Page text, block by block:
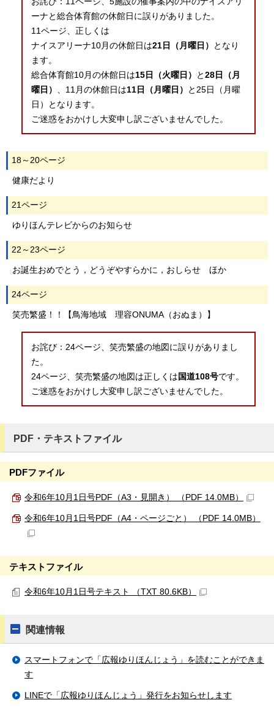
ーナと総合体育館の休館日に誤りがありました。
11ページ、正しくは
ナイスアリーナ10月の休館日は21日（月曜日）
となり
ます。
総合体育館10月の休館日は15日（火曜日） と 28日（月
曜日） 、11月の休館日は11日（月曜日）
と25日（月曜
日）となります。
ご迷惑をおかけし大変申し訳ございませんでした。
18～20ページ
健康だより
21ページ
ゆりほんテレビからのお知らせ
22～23ページ
お誕生おめでとう，どうぞやすらかに，おしらせ ほか
24ページ
笑売繁盛！！【鳥海地域 理容ONUMA（おぬま）】
お詫び：24ページ、笑売繁盛の地図に誤りがありまし
た。
24ページ、笑売繁盛の地図は正しくは 国道108号です。
ご迷惑をおかけし大変申し訳ございませんでした。
PDF・テキストファイル
PDFファイル
令和6年10月1日号PDF（A3・見開き） （PDF 14.0MB）
令和6年10月1日号PDF（A4・ページごと） （PDF 14.0MB）
テキストファイル
令和6年10月1日号テキスト （TXT 80.6KB）
関連情報
スマートフォンで「広報ゆりほんじょう」を読むことができま
す
LINEで「広報ゆりほんじょう」発行をお知らせします